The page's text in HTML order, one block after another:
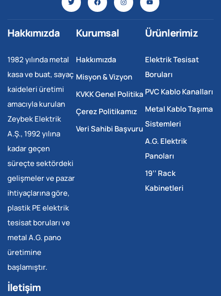
Hakkımızda
1982 yılında metal
kasa ve buat, sayaç
kaideleri üretimi
amacıyla kurulan
Zeybek Elektrik
A.Ş., 1992 yılına
kadar geçen
süreçte sektördeki
gelişmeler ve pazar
ihtiyaçlarına göre,
plastik PE elektrik
tesisat boruları ve
metal A.G. pano
üretimine
başlamıştır.
Kurumsal
Hakkımızda
Misyon & Vizyon
KVKK Genel Politika
Çerez Politikamız
Veri Sahibi Başvuru
Ürünlerimiz
Elektrik Tesisat
Boruları
PVC Kablo Kanalları
Metal Kablo Taşıma
Sistemleri
A.G. Elektrik
Panoları
19’’ Rack
Kabinetleri
İletişim